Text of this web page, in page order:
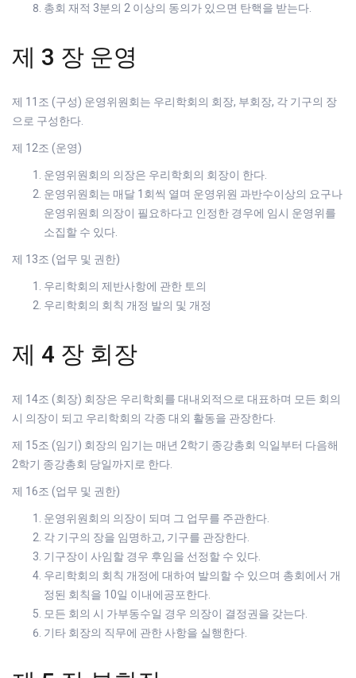
총회 재적 3분의 2 이상의 동의가 있으면 탄핵을 받는다.
제 3 장 운영
제 11조 (구성) 운영위원회는 우리학회의 회장, 부회장, 각 기구의 장
으로 구성한다.
제 12조 (운영)
운영위원회의 의장은 우리학회의 회장이 한다.
운영위원회는 매달 1회씩 열며 운영위원 과반수이상의 요구나
운영위원회 의장이 필요하다고 인정한 경우에 임시 운영위를
소집할 수 있다.
제 13조 (업무 및 권한)
우리학회의 제반사항에 관한 토의
우리학회의 회칙 개정 발의 및 개정
제 4 장 회장
제 14조 (회장) 회장은 우리학회를 대내외적으로 대표하며 모든 회의
시 의장이 되고 우리학회의 각종 대외 활동을 관장한다.
제 15조 (임기) 회장의 임기는 매년 2학기 종강총회 익일부터 다음해
2학기 종강총회 당일까지로 한다.
제 16조 (업무 및 권한)
운영위원회의 의장이 되며 그 업무를 주관한다.
각 기구의 장을 임명하고, 기구를 관장한다.
기구장이 사임할 경우 후임을 선정할 수 있다.
우리학회의 회칙 개정에 대하여 발의할 수 있으며 총회에서 개
정된 회칙을 10일 이내에공포한다.
모든 회의 시 가부동수일 경우 의장이 결정권을 갖는다.
기타 회장의 직무에 관한 사항을 실행한다.